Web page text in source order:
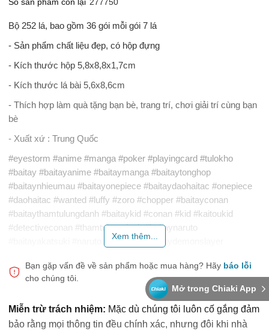
Mở trong Chiaki App
Bộ 252 lá, bao gồm 36 gói mỗi gói 7 lá
- Sản phẩm chất liệu đẹp, có hộp đựng
- Kích thước hộp 5,8x8,8x1,7cm
- Kích thước lá bài 5,6x8,6cm
- Thích hợp làm quà tặng bạn bè, trang trí, chơi giải trí cùng bạn
bè
- Xuất xứ : Trung Quốc
#eyestorm #anime #manga #poker #playingcard #tulokho
#baitay #baitayanime #baitaymanga #baitaytonghop
#baitaynhieumau #baitayonepiece #baitaydaohaitac #onepiece
#daohaitac #wanted #luffy #zoro #chopper #baitayconan
#baitaythamtulungdanh #baitaykid #conan #kid #kaitoukid
#detectiveconan #thamtulungdanh #baitaynaruto
#baitayakatsuki #naruto #akatsuki #baitaydemonslayer
#kimetsunoyaiba #baitaydragonball #baitaybayvienngocrong
#dragonball #bayvienngocrong #goku #baitaydoraemon
#baitaydoremon #doraemon #baitaytotoro #totoro
#baitaygenshinimpact #GenshinImpact #baitaygintama
#baitaylinhhonbac #gintama #linhhonbac #baitaylophocamsat
Xem thêm...
Bạn gặp vấn đề về sản phẩm hoặc mua hàng? Hãy báo lỗi
cho chúng tôi.
Miễn trừ trách nhiệm: Mặc dù chúng tôi luôn cố gắng đảm
bảo rằng mọi thông tin đều chính xác, nhưng đôi khi nhà